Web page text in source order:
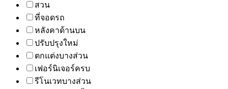
สวน
ที่จอดรถ
หลังคาด้านบน
ปรับปรุงใหม่
ตกแต่งบางส่วน
เฟอร์นิเจอร์ครบ
รีโนเวทบางส่วน